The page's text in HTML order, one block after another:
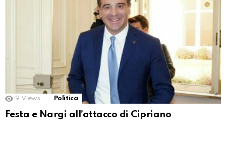
9 Views Politica
Festa e Nargi all’attacco di Cipriano